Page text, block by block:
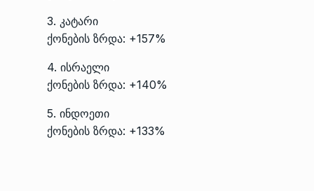
3. კატარი
ქონების ზრდა: +157%
4. ისრაელი
ქონების ზრდა: +140%
5. ინდოეთი
ქონების ზრდა: +133%